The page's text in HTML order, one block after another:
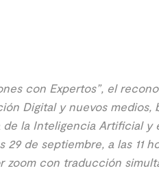
con Expertos”, el
Digital y nuevos medios,
la Inteligencia Artificial y
de septiembre, a las 11
zoom con traducción